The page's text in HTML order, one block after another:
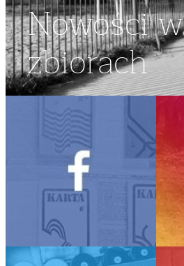
Nowości w
zbiorach